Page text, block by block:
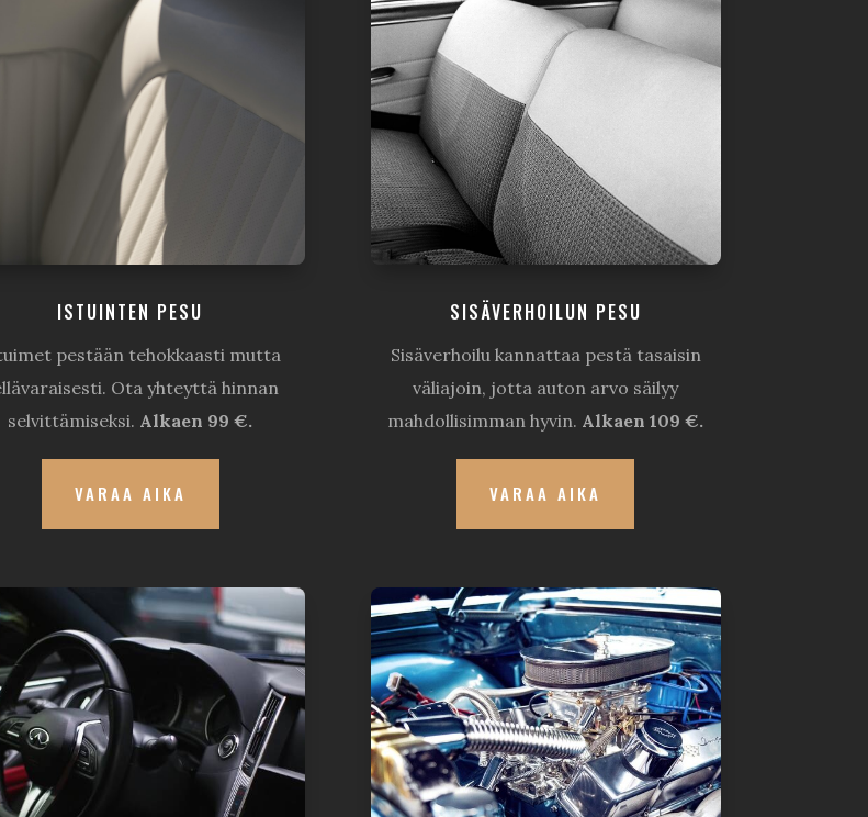
ISTUINTEN PESU
pestään tehokkaasti mutta
Ota yhteyttä hinnan
selvittämiseksi. Alkaen 99 €.
VARAA AIKA
SISÄVERHOILUN PESU
Sisäverhoilu kannattaa pestä tasaisin
väliajoin, jotta auton arvo säilyy
mahdollisimman hyvin. Alkaen 109 €.
VARAA AIKA